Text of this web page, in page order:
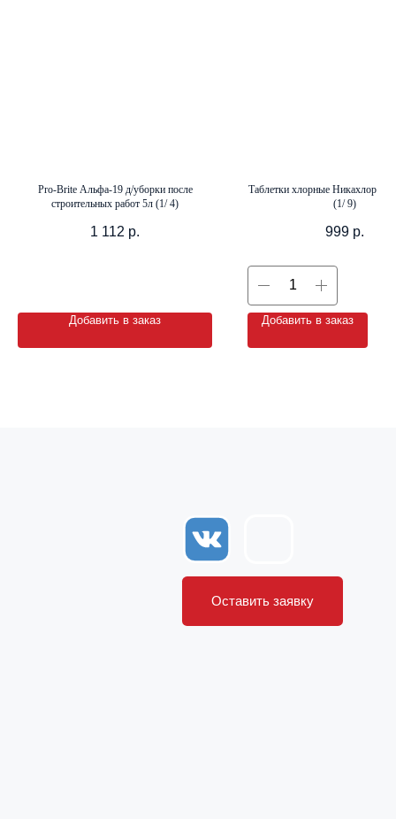
Pro-Brite Альфа-19 д/уборки после
строительных работ 5л (1/ 4)
1 112 р.
Добавить в заказ
Таблетки хлорные Никахлор
(1/ 9)
999 р.
Добавить в заказ
Партнерам
Оставить заявку